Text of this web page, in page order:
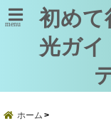
menu
初めて
光ガイ
ホーム